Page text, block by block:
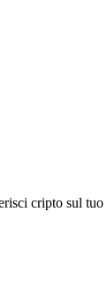
cripto sul